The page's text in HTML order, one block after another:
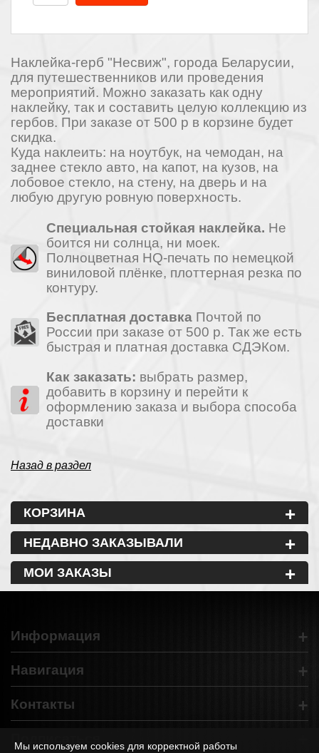
Наклейка-герб "Несвиж", города Беларусии,
для путешественников или проведения
мероприятий. Можно заказать как одну
наклейку, так и составить целую коллекцию из
гербов. При заказе от 500 р в корзине будет
скидка.
Куда наклеить: на ноутбук, на чемодан, на
заднее стекло авто, на капот, на кузов, на
лобовое стекло, на стену, на дверь и на
любую другую ровную поверхность.
Специальная стойкая наклейка. Не
боится ни солнца, ни моек.
Полноцветная HQ-печать по немецкой
виниловой плёнке, плоттерная резка по
контуру.
Бесплатная доставка Почтой по
России при заказе от 500 р. Так же есть
быстрая и платная доставка СДЭКом.
Как заказать: выбрать размер,
добавить в корзину и перейти к
оформлению заказа и выбора способа
доставки
Назад в раздел
КОРЗИНА +
НЕДАВНО ЗАКАЗЫВАЛИ +
МОИ ЗАКАЗЫ +
Информация +
Навигация +
Контакты +
Подписаться
Мы используем cookies для корректной работы